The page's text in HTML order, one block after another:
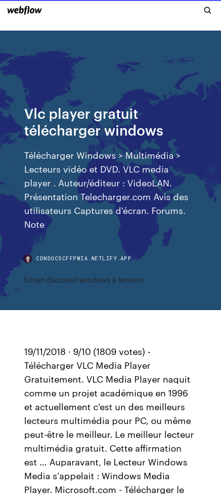
Vlc player gratuit
télécharger windows
Télécharger Windows > Multimédia >
Lecteurs vidéo et DVD. VLC media
player . Auteur/éditeur : VideoLAN.
Présentation Telecharger.com Avis des
utilisateurs Captures d'écran. Forums.
Note
CDNDOCSCFFPWIA.NETLIFY.APP
Ecran daccueil windows à lenvers
19/11/2018 · 9/10 (1809 votes) -
Télécharger VLC Media Player
Gratuitement. VLC Media Player naquit
comme un projet académique en 1996
et actuellement c'est un des meilleurs
lecteurs multimédia pour PC, ou même
peut-être le meilleur. Le meilleur lecteur
multimédia gratuit. Cette affirmation
est … Auparavant, le Lecteur Windows
Media s'appelait : Windows Media
Player. Microsoft.com - Télécharger le